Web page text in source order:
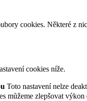
cookies. Některé z
cookies níže.
Toto nastavení nelze
můžeme zlepšovat